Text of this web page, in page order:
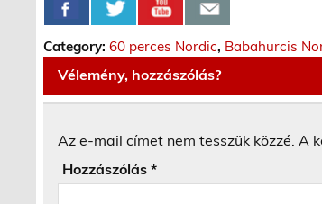
Category:60 perces Nordic, Babahurcis
Vélemény, hozzászólás?
Az e-mail címet nem tesszük közzé. A
Hozzászólás*